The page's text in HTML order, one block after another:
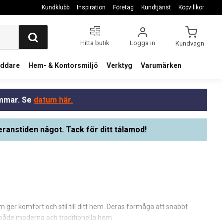
Kundklubb Inspiration Företag Kundtjänst Köpvillkor
Hitta butik Logga in Kundvagn
Hem- & Kontorsmiljö Verktyg Varumärken
Se datum här.
något. Tack för ditt tålamod!
ger komfort och stil till ditt hem. Deras förmåga att snabbt
moderna och traditionella hem.